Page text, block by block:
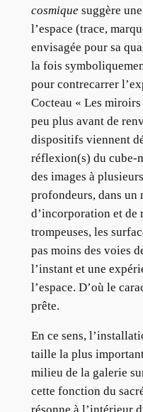
cosmiquesuggère
l’espace (trace,
envisagée pour sa
la fois
pour contrecarrer
Cocteau « Les
peu plus avant de
dispositifs viennent
réflexion(s) du cube-
des images à
profondeurs, dans un
d’incorporation et de
trompeuses, les
pas moins des voies
l’instant et une
l’espace. D’où le
prête.
En ce sens,
taille la plus
milieu de la galerie
cette fonction du